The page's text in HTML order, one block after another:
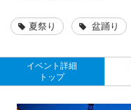
夏祭り 盆踊り
イベント詳細
トップ